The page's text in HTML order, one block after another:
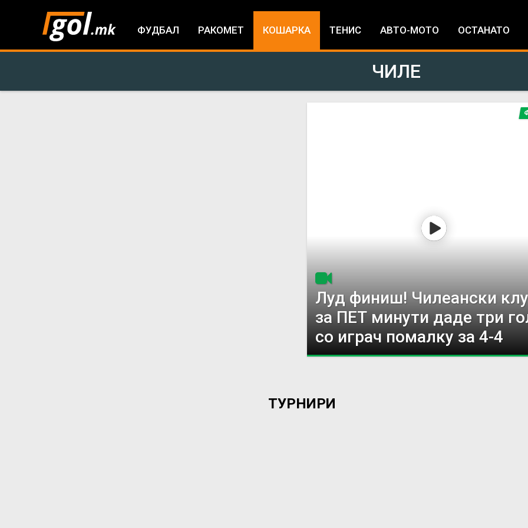
ФУДБАЛ РАКОМЕТ КОШАРКА ТЕНИС АВТО-МОТО ОСТАНАТО
ЧИЛЕ
Луд финиш! Чилеански
за ПЕТ минути даде три
со играч помалку за 4-4
ТУРНИРИ